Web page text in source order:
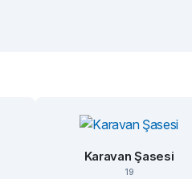
Karavan Şasesi
19